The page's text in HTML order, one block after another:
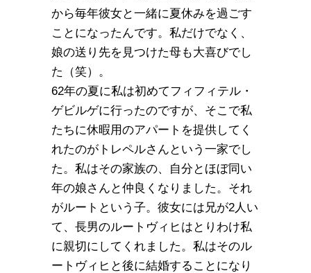
から毎年彼女と一緒に夏休みを過ごす
ことになったんです。私だけでなく、
娘の送り先を見つけた母も大喜びでし
た（笑）。
62年の夏に私は初めてフィフィテル・
ゲビルゲに行ったのですが、そこで私
たちに休暇用のアパートを提供してく
れたのがトレペルさんという一家でし
た。私はその家族の、自分とほぼ同い
年の娘さんと仲良くなりました。それ
がルートという子。彼女には兄が2人い
て、長男のルートヴィヒはとりわけ私
に親切にしてくれました。私はそのル
ートヴィヒと後に結婚することになり